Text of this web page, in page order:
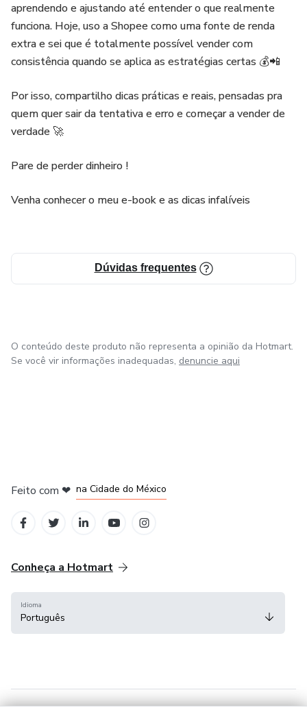
aprendendo e ajustando até entender o que realmente
funciona. Hoje, uso a Shopee como uma fonte de renda
extra e sei que é totalmente possível vender com
consistência quando se aplica as estratégias certas 💰📲
Por isso, compartilho dicas práticas e reais, pensadas pra
quem quer sair da tentativa e erro e começar a vender de
verdade 🚀
Pare de perder dinheiro !
Venha conhecer o meu e-book e as dicas infalíveis
Dúvidas frequentes
O conteúdo deste produto não representa a opinião da Hotmart.
Se você vir informações inadequadas, denuncie aqui
Feito com ❤ na Cidade do México
Conheça a Hotmart
Idioma
Português